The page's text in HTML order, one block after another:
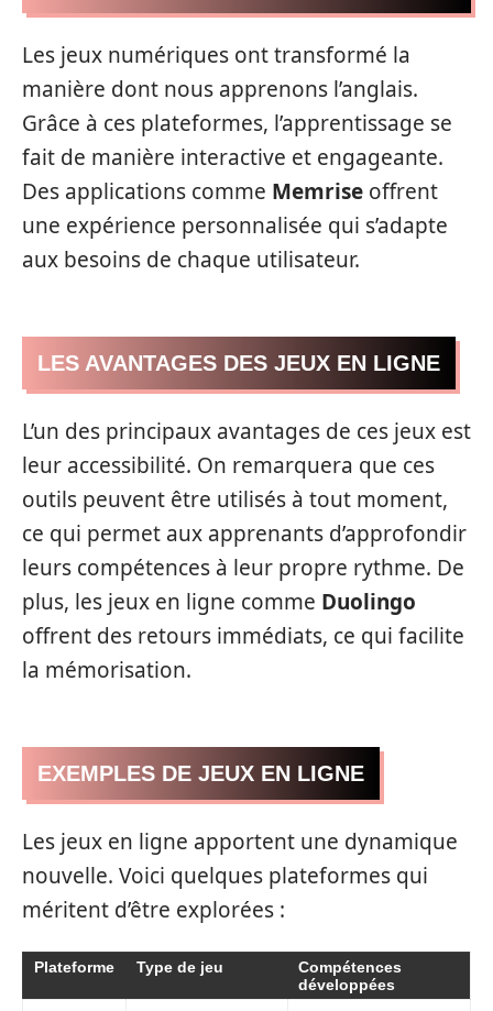
Les jeux numériques ont transformé la
manière dont nous apprenons l’anglais.
Grâce à ces plateformes, l’apprentissage se
fait de manière interactive et engageante.
Des applications comme Memrise offrent
une expérience personnalisée qui s’adapte
aux besoins de chaque utilisateur.
LES AVANTAGES DES JEUX EN LIGNE
L’un des principaux avantages de ces jeux est
leur accessibilité. On remarquera que ces
outils peuvent être utilisés à tout moment,
ce qui permet aux apprenants d’approfondir
leurs compétences à leur propre rythme. De
plus, les jeux en ligne comme Duolingo
offrent des retours immédiats, ce qui facilite
la mémorisation.
EXEMPLES DE JEUX EN LIGNE
Les jeux en ligne apportent une dynamique
nouvelle. Voici quelques plateformes qui
méritent d’être explorées :
Plateforme Type de jeu
Compétences
développées